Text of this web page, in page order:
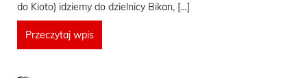
do Kioto) idziemy do dzielnicy Bikan, […]
Przeczytaj wpis